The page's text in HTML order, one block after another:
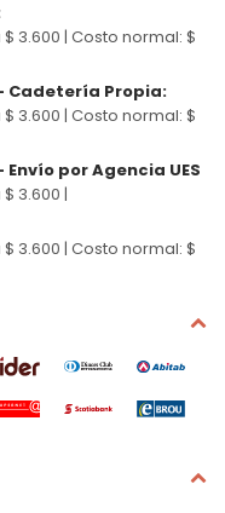
3.600 | Costo normal: $
Cadetería Propia:
3.600 | Costo normal: $
por Agencia UES
3.600 |
3.600 | Costo normal: $